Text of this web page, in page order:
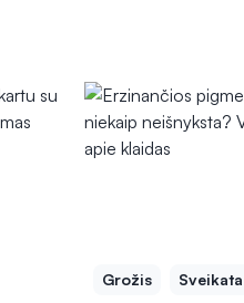
Grožis Sveikata